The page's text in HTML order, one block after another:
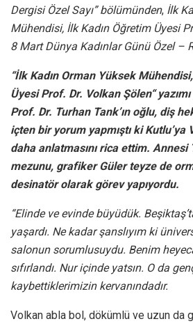
Dergisi Özel Sayı” bölümünden, İlk
Mühendisi, İlk Kadın Öğretim Üyesi
8 Mart Dünya Kadınlar Günü Özel –
“İlk Kadın Orman Yüksek
Üyesi Prof. Dr. Volkan Şölen“
Prof. Dr. Turhan Tank’ın oğlu, diş
içten bir yorum yapmıştı ki
daha anlatmasını rica ettim.
mezunu, grafiker Güler teyze de
desinatör olarak görev yapıyordu.
“Elinde ve evinde büyüdük.
yaşardı. Ne kadar şanslıyım ki
salonun sorumlusuydu. Benim
sıfırlandı. Nur içinde yatsın. O da
kaybettiklerimizin kervanındadır.
Volkan abla bol, dökümlü ve uzun da